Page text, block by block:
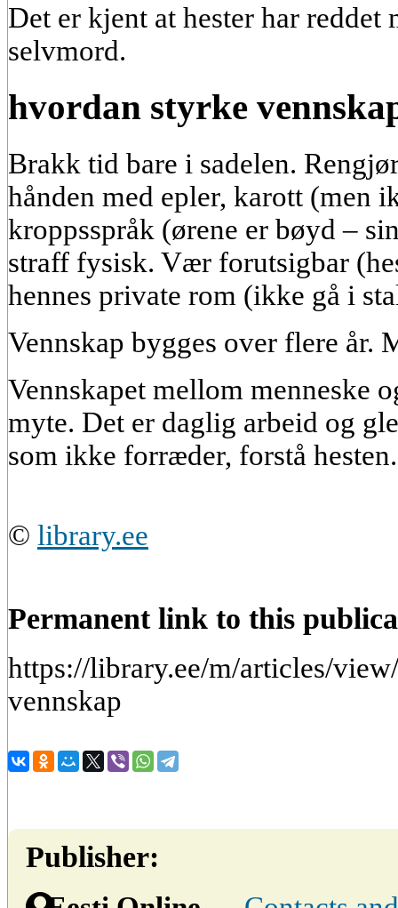
Det er kjent at hester har reddet
selvmord.
hvordan styrke
Brakk tid bare i sadelen.
hånden med epler, karott (men
kroppsspråk (ørene er bøyd –
straff fysisk. Vær forutsigbar
hennes private rom (ikke gå i
Vennskap bygges over flere år.
Vennskapet mellom menneske
myte. Det er daglig arbeid og
som ikke forræder, forstå
© library.ee
Permanent link to this
https://library.ee/m/articles/
vennskap
Publisher: